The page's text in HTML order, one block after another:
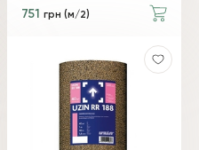
751 грн (м/2)